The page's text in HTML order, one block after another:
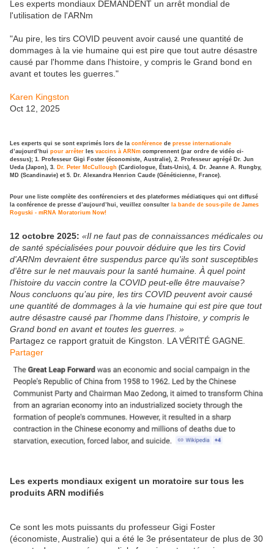
Les experts mondiaux DEMANDENT un arrêt mondial de
l'utilisation de l'ARNm
"Au pire, les tirs COVID peuvent avoir causé une quantité de
dommages à la vie humaine qui est pire que tout autre désastre
causé par l'homme dans l'histoire, y compris le Grand bond en
avant et toutes les guerres."
Karen Kingston
Oct 12, 2025
Les experts qui se sont exprimés lors de la conférence de presse internationale
d’aujourd’hui pour arrêter les vaccins à ARNm comprennent (par ordre de vidéo ci-
dessus); 1. Professeur Gigi Foster (économiste, Australie), 2. Professeur agrégé Dr. Jun
Ueda (Japon), 3. Dr. Peter McCullough (Cardiologue, États-Unis), 4. Dr. Jeanne A. Rungby,
MD (Scandinavie) et 5. Dr. Alexandra Henrion Caude (Généticienne, France).
Pour une liste complète des conférenciers et des plateformes médiatiques qui ont diffusé
la conférence de presse d’aujourd’hui, veuillez consulter la bande de sous-pile de James
Roguski - mRNA Moratorium Now!
12 octobre 2025: «Il ne faut pas de connaissances médicales ou
de santé spécialisées pour pouvoir déduire que les tirs Covid
d'ARNm devraient être suspendus parce qu'ils sont susceptibles
d'être sur le net mauvais pour la santé humaine. À quel point
l’histoire du vaccin contre la COVID peut-elle être mauvaise?
Nous concluons qu’au pire, les tirs COVID peuvent avoir causé
une quantité de dommages à la vie humaine qui est pire que tout
autre désastre causé par l’homme dans l’histoire, y compris le
Grand bond en avant et toutes les guerres. »
Partagez ce rapport gratuit de Kingston. LA VÉRITÉ GAGNE.
Partager
Les experts mondiaux exigent un moratoire sur tous les
produits ARN modifiés
Ce sont les mots puissants du professeur Gigi Foster
(économiste, Australie) qui a été le 3e présentateur de plus de 30